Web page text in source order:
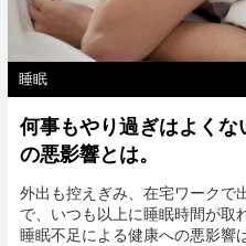
睡眠
何事もやり過ぎはよく
の悪影響とは。
外出も控えぎみ、在宅ワークで
で、いつも以上に睡眠時間が取
睡眠不足による健康への悪影響